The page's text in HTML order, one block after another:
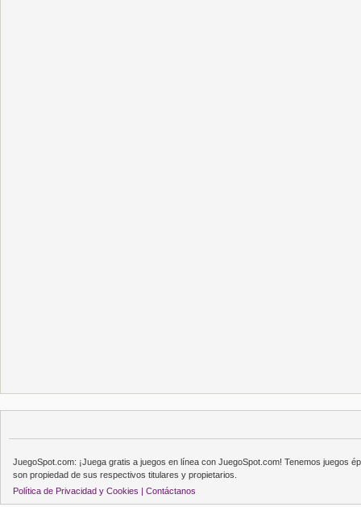
JuegoSpot.com: ¡Juega gratis a juegos en línea con JuegoSpot.com! Tenemos juegos
son propiedad de sus respectivos titulares y propietarios.
Política de Privacidad y Cookies | Contáctanos